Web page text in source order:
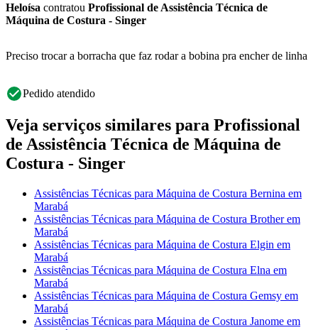
Heloísa contratou Profissional de Assistência Técnica de
Máquina de Costura - Singer
Preciso trocar a borracha que faz rodar a bobina pra encher de linha
Pedido atendido
Veja serviços similares para Profissional
de Assistência Técnica de Máquina de
Costura - Singer
Assistências Técnicas para Máquina de Costura Bernina em
Marabá
Assistências Técnicas para Máquina de Costura Brother em
Marabá
Assistências Técnicas para Máquina de Costura Elgin em
Marabá
Assistências Técnicas para Máquina de Costura Elna em
Marabá
Assistências Técnicas para Máquina de Costura Gemsy em
Marabá
Assistências Técnicas para Máquina de Costura Janome em